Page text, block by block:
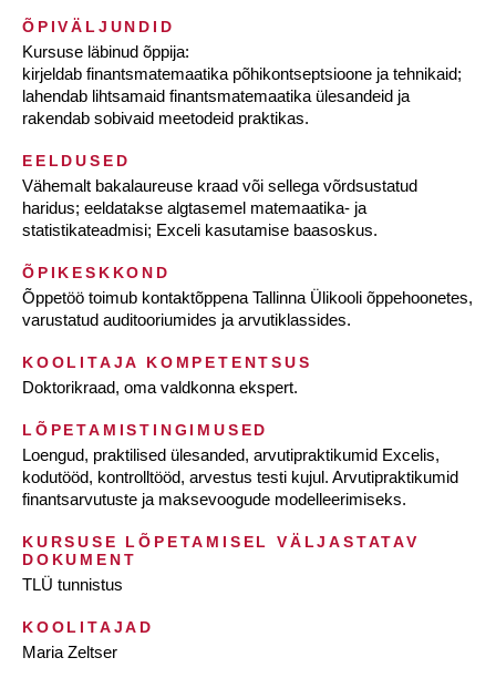
ÕPIVÄLJUNDID
Kursuse läbinud õppija:
kirjeldab finantsmatemaatika põhikontseptsioone ja tehnikaid;
lahendab lihtsamaid finantsmatemaatika ülesandeid ja
rakendab sobivaid meetodeid praktikas.
EELDUSED
Vähemalt bakalaureuse kraad või sellega võrdsustatud
haridus; eeldatakse algtasemel matemaatika- ja
statistikateadmisi; Exceli kasutamise baasoskus.
ÕPIKESKKOND
Õppetöö toimub kontaktõppena Tallinna Ülikooli õppehoonetes,
varustatud auditooriumides ja arvutiklassides.
KOOLITAJA KOMPETENTSUS
Doktorikraad, oma valdkonna ekspert.
LÕPETAMISTINGIMUSED
Loengud, praktilised ülesanded, arvutipraktikumid Excelis,
kodutööd, kontrolltööd, arvestus testi kujul. Arvutipraktikumid
finantsarvutuste ja maksevoogude modelleerimiseks.
KURSUSE LÕPETAMISEL VÄLJASTATAV
DOKUMENT
TLÜ tunnistus
KOOLITAJAD
Maria Zeltser